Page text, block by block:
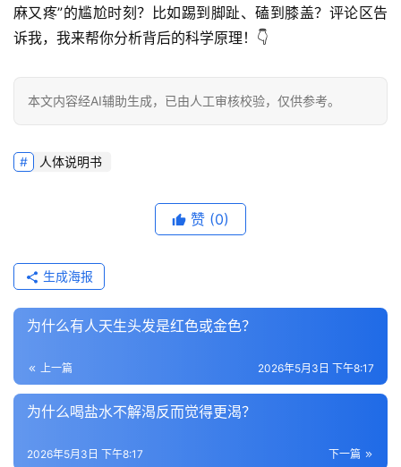
麻又疼”的尴尬时刻？比如踢到脚趾、磕到膝盖？评论区告
诉我，我来帮你分析背后的科学原理！👇
本文内容经AI辅助生成，已由人工审核校验，仅供参考。
人体说明书
赞 (0)
生成海报
为什么有人天生头发是红色或金色？
上一篇 2026年5月3日 下午8:17
为什么喝盐水不解渴反而觉得更渴？
下一篇
2026年5月3日 下午8:17